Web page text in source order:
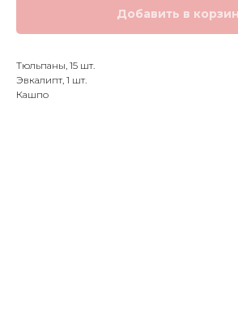
Добавить в
Тюльпаны, 15 шт.
Эвкалипт, 1 шт.
Кашпо